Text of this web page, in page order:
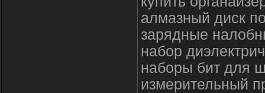
алмазный диск
зарядные
набор
наборы бит для
измерительный